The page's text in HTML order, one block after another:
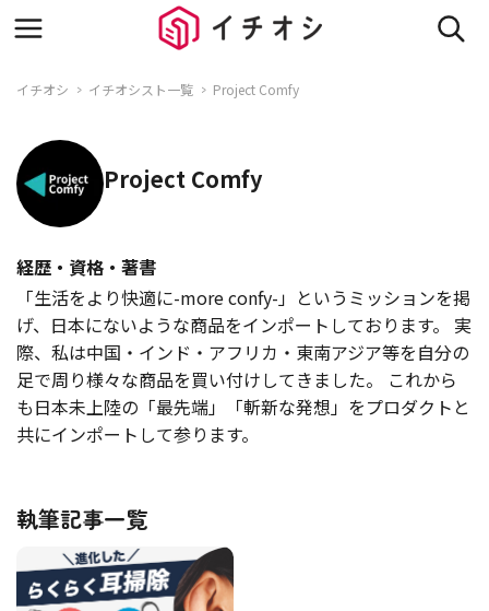
イチオシ イチオシスト一覧 Project Comfy
Project Comfy
経歴・資格・著書
「生活をより快適に-more confy-」というミッションを掲
げ、日本にないような商品をインポートしております。 実
際、私は中国・インド・アフリカ・東南アジア等を自分の
足で周り様々な商品を買い付けしてきました。 これから
も日本未上陸の「最先端」「斬新な発想」をプロダクトと
共にインポートして参ります。
執筆記事一覧